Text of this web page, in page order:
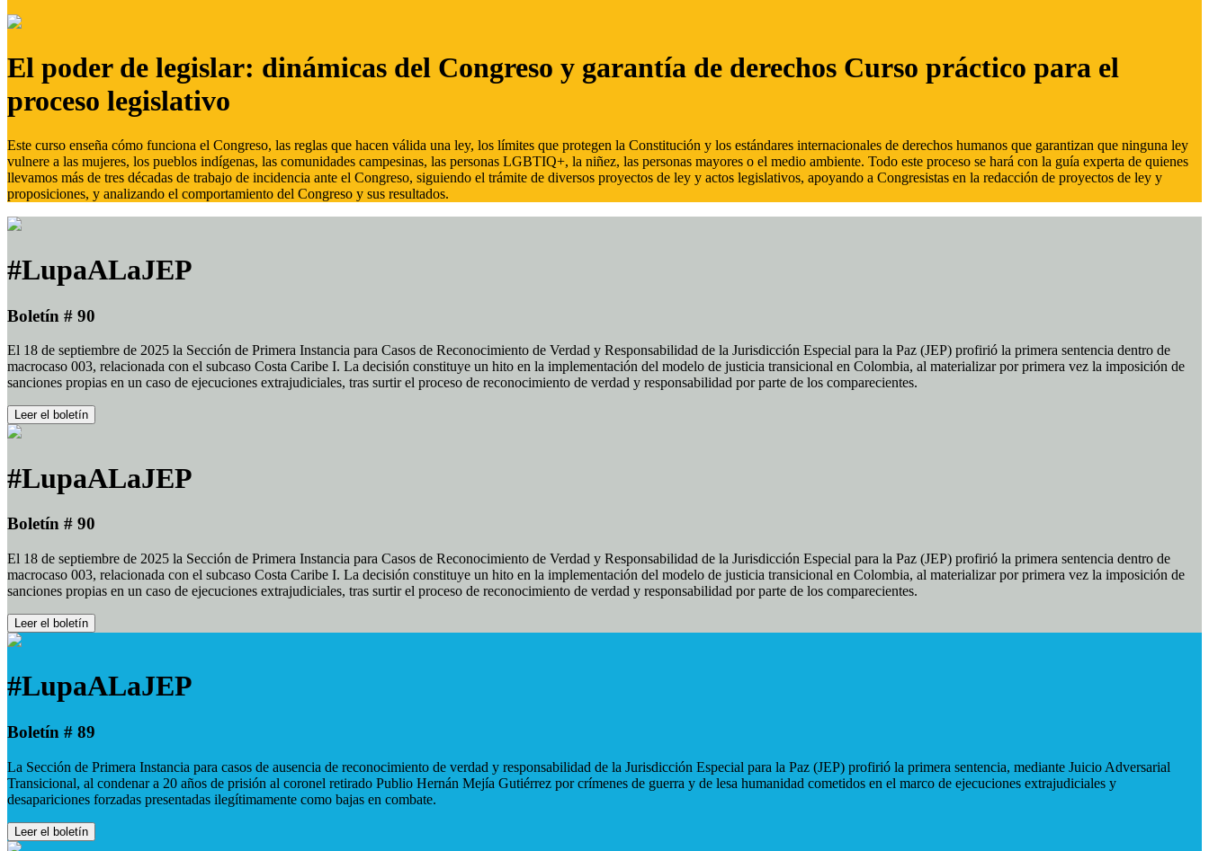
El poder de legislar: dinámicas del Congreso y garantía de derechos Curso práctico para el
proceso legislativo
Este curso enseña cómo funciona el Congreso, las reglas que hacen válida una ley, los límites que protegen la Constitución y los estándares internacionales de derechos humanos que garantizan que ninguna ley
vulnere a las mujeres, los pueblos indígenas, las comunidades campesinas, las personas LGBTIQ+, la niñez, las personas mayores o el medio ambiente. Todo este proceso se hará con la guía experta de quienes
llevamos más de tres décadas de trabajo de incidencia ante el Congreso, siguiendo el trámite de diversos proyectos de ley y actos legislativos, apoyando a Congresistas en la redacción de proyectos de ley y
proposiciones, y analizando el comportamiento del Congreso y sus resultados.
#LupaALaJEP
Boletín # 90
El 18 de septiembre de 2025 la Sección de Primera Instancia para Casos de Reconocimiento de Verdad y Responsabilidad de la Jurisdicción Especial para la Paz (JEP) profirió la primera sentencia dentro de
macrocaso 003, relacionada con el subcaso Costa Caribe I. La decisión constituye un hito en la implementación del modelo de justicia transicional en Colombia, al materializar por primera vez la imposición de
sanciones propias en un caso de ejecuciones extrajudiciales, tras surtir el proceso de reconocimiento de verdad y responsabilidad por parte de los comparecientes.
Leer el boletín
#LupaALaJEP
Boletín # 90
El 18 de septiembre de 2025 la Sección de Primera Instancia para Casos de Reconocimiento de Verdad y Responsabilidad de la Jurisdicción Especial para la Paz (JEP) profirió la primera sentencia dentro de
macrocaso 003, relacionada con el subcaso Costa Caribe I. La decisión constituye un hito en la implementación del modelo de justicia transicional en Colombia, al materializar por primera vez la imposición de
sanciones propias en un caso de ejecuciones extrajudiciales, tras surtir el proceso de reconocimiento de verdad y responsabilidad por parte de los comparecientes.
Leer el boletín
#LupaALaJEP
Boletín # 89
La Sección de Primera Instancia para casos de ausencia de reconocimiento de verdad y responsabilidad de la Jurisdicción Especial para la Paz (JEP) profirió la primera sentencia, mediante Juicio Adversarial
Transicional, al condenar a 20 años de prisión al coronel retirado Publio Hernán Mejía Gutiérrez por crímenes de guerra y de lesa humanidad cometidos en el marco de ejecuciones extrajudiciales y
desapariciones forzadas presentadas ilegítimamente como bajas en combate.
Leer el boletín